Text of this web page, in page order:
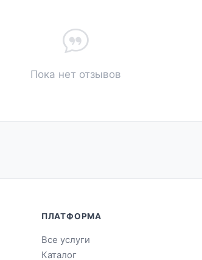
Пока нет отзывов
ПЛАТФОРМА
Все услуги
Каталог